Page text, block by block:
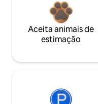
Aceita animais de
estimação